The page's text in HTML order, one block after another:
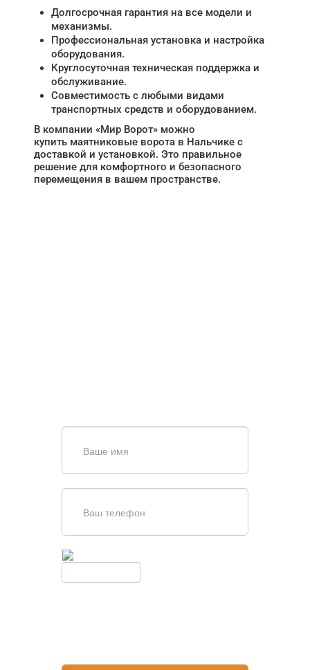
Долгосрочная гарантия на все модели и
механизмы.
Профессиональная установка и настройка
оборудования.
Круглосуточная техническая поддержка и
обслуживание.
Совместимость с любыми видами
транспортных средств и оборудованием.
В компании «Мир Ворот» можно
купить маятниковые ворота в Нальчике с
доставкой и установкой. Это правильное
решение для комфортного и безопасного
перемещения в вашем пространстве.